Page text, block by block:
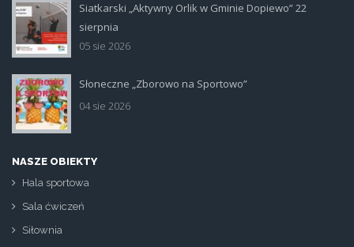
siatka_poziom.jpg
Siatkarski „Aktywny Orlik w Gminie Dopiewo” 22
sierpnia
05 sie 2026
Słoneczne „Zborowo na Sportowo”
04 sie 2026
NASZE OBIEKTY
Hala sportowa
Sala ćwiczeń
Siłownia